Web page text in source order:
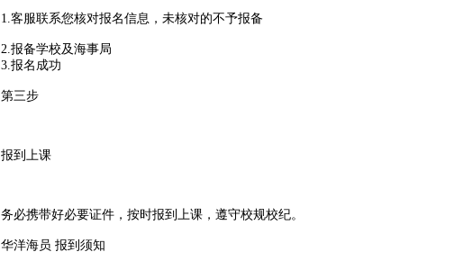
1.客服联系您核对报名信息，未核对的不予报备
2.报备学校及海事局
3.报名成功
第三步
报到上课
务必携带好必要证件，按时报到上课，遵守校规校纪。
华洋海员 报到须知